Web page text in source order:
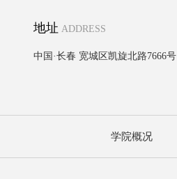
地址 ADDRESS
中国·长春 宽城区凯旋北路7666号
学院概况